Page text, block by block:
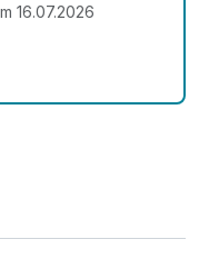
16.07.2026